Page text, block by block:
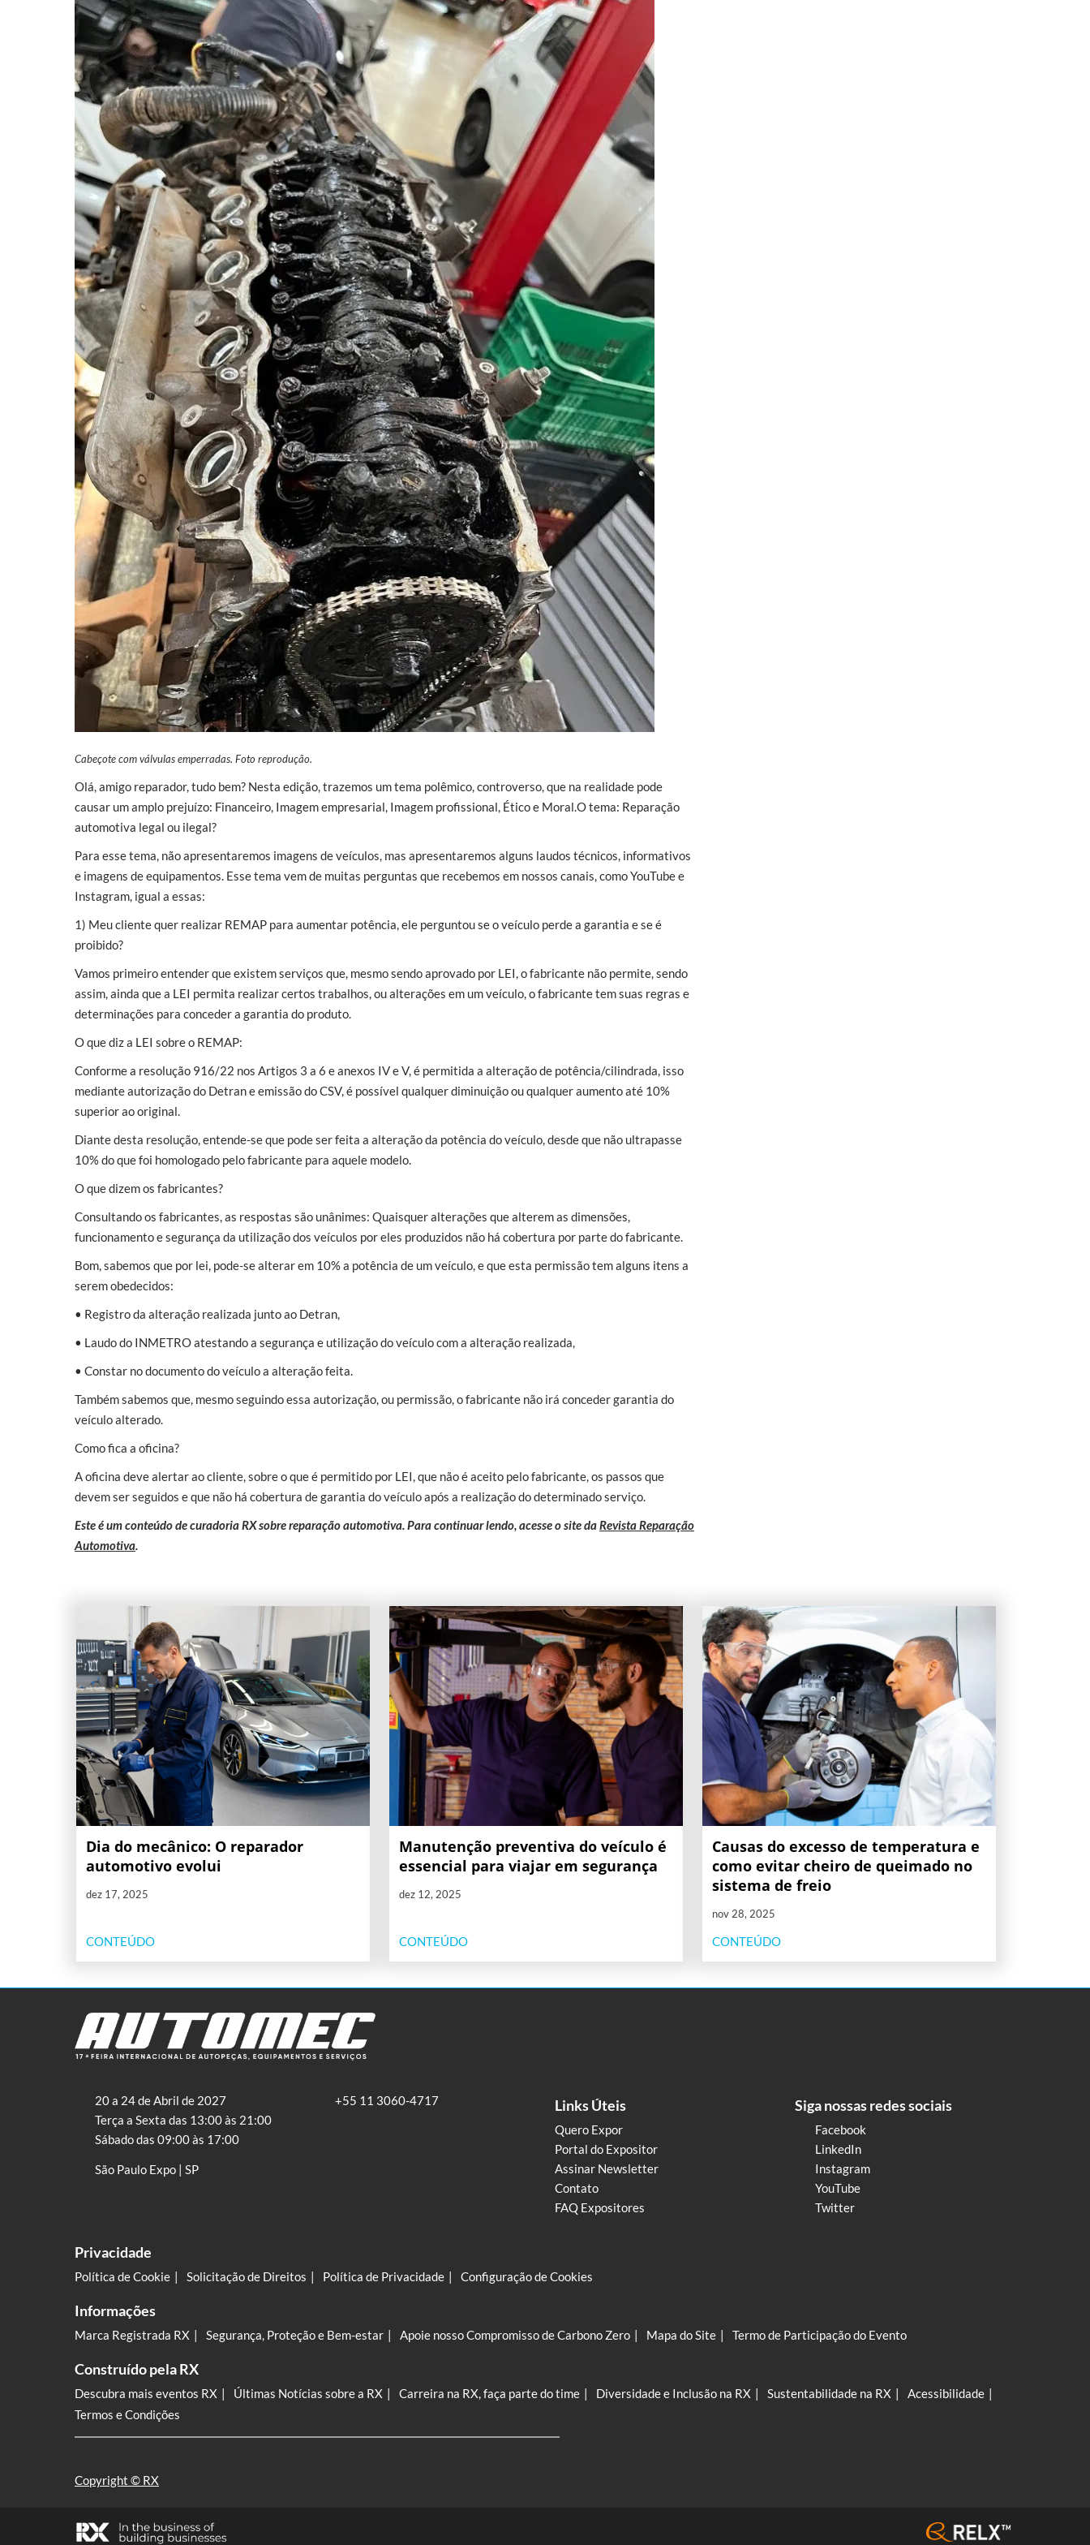
Cabeçote com válvulas emperradas. Foto reprodução.
Olá, amigo reparador, tudo bem? Nesta edição, trazemos um tema polêmico, controverso, que na realidade pode
causar um amplo prejuízo: Financeiro, Imagem empresarial, Imagem profissional, Ético e Moral.O tema: Reparação
automotiva legal ou ilegal?
Para esse tema, não apresentaremos imagens de veículos, mas apresentaremos alguns laudos técnicos, informativos
e imagens de equipamentos. Esse tema vem de muitas perguntas que recebemos em nossos canais, como YouTube e
Instagram, igual a essas:
1) Meu cliente quer realizar REMAP para aumentar potência, ele perguntou se o veículo perde a garantia e se é
proibido?
Vamos primeiro entender que existem serviços que, mesmo sendo aprovado por LEI, o fabricante não permite, sendo
assim, ainda que a LEI permita realizar certos trabalhos, ou alterações em um veículo, o fabricante tem suas regras e
determinações para conceder a garantia do produto.
O que diz a LEI sobre o REMAP:
Conforme a resolução 916/22 nos Artigos 3 a 6 e anexos IV e V, é permitida a alteração de potência/cilindrada, isso
mediante autorização do Detran e emissão do CSV, é possível qualquer diminuição ou qualquer aumento até 10%
superior ao original.
Diante desta resolução, entende-se que pode ser feita a alteração da potência do veículo, desde que não ultrapasse
10% do que foi homologado pelo fabricante para aquele modelo.
O que dizem os fabricantes?
Consultando os fabricantes, as respostas são unânimes: Quaisquer alterações que alterem as dimensões,
funcionamento e segurança da utilização dos veículos por eles produzidos não há cobertura por parte do fabricante.
Bom, sabemos que por lei, pode-se alterar em 10% a potência de um veículo, e que esta permissão tem alguns itens a
serem obedecidos:
• Registro da alteração realizada junto ao Detran,
• Laudo do INMETRO atestando a segurança e utilização do veículo com a alteração realizada,
• Constar no documento do veículo a alteração feita.
Também sabemos que, mesmo seguindo essa autorização, ou permissão, o fabricante não irá conceder garantia do
veículo alterado.
Como fica a oficina?
A oficina deve alertar ao cliente, sobre o que é permitido por LEI, que não é aceito pelo fabricante, os passos que
devem ser seguidos e que não há cobertura de garantia do veículo após a realização do determinado serviço.
Este é um conteúdo de curadoria RX sobre reparação automotiva. Para continuar lendo, acesse o site daRevista Reparação
Automotiva.
Dia do mecânico: O reparador
automotivo evolui
dez 17, 2025
CONTEÚDO
Manutenção preventiva do veículo é
essencial para viajar em segurança
dez 12, 2025
CONTEÚDO
Causas do excesso de temperatura e
como evitar cheiro de queimado no
sistema de freio
nov 28, 2025
CONTEÚDO
20 a 24 de Abril de 2027
Terça a Sexta das 13:00 às 21:00
Sábado das 09:00 às 17:00
São Paulo Expo | SP
+55 11 3060-4717 Links Úteis
Quero Expor
Portal do Expositor
Assinar Newsletter
Contato
FAQ Expositores
Siga nossas redes sociais
Facebook
LinkedIn
Instagram
YouTube
Twitter
Privacidade
Política de Cookie Solicitação de Direitos Política de Privacidade Configuração de Cookies
Informações
Marca Registrada RX Segurança, Proteção e Bem-estar Apoie nosso Compromisso de Carbono Zero Mapa do Site Termo de Participação do Evento
Construído pela RX
Descubra mais eventos RX Últimas Notícias sobre a RX Carreira na RX, faça parte do time Diversidade e Inclusão na RX Sustentabilidade na RX
Acessibilidade
Termos e Condições
Copyright © RX